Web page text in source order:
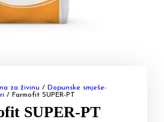
za živinu / Dopunske smješe-
/ Farmofit SUPER-PT
SUPER-PT